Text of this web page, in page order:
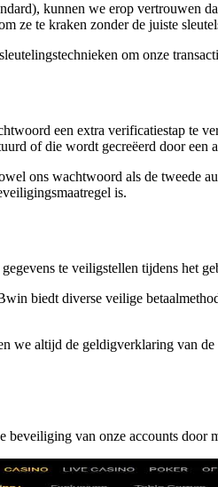
kunnen we erop vertrouwen
ze te kraken zonder de juiste
om onze
een extra verificatiestap te
of die wordt gecreëerd door een
ons wachtwoord als de tweede
is.
te veiligstellen tijdens het
biedt diverse veilige
altijd de geldigverklaring van
van onze accounts door